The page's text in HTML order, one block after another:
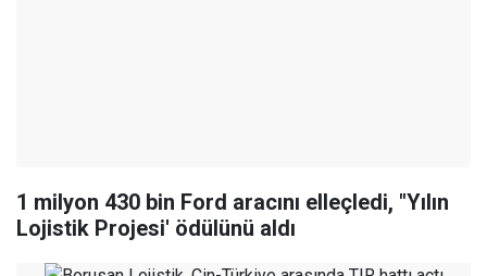
1 milyon 430 bin Ford aracını elleçledi, "Yılın
Lojistik Projesi' ödülünü aldı